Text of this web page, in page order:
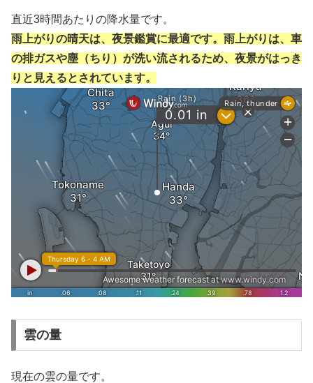
直近3時間あたりの降水量です。
雨上がりの晴天は、夜景鑑賞に最適です。雨上がりは、車
の排ガスや塵（ちり）が洗い流されるため、夜景がはっき
りと見えるとされています。
雲の量
現在の雲の量です。